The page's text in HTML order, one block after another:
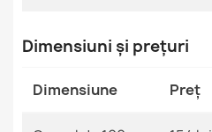
244,90 lej
Dimensiuni și prețuri
Dimensiune Preț